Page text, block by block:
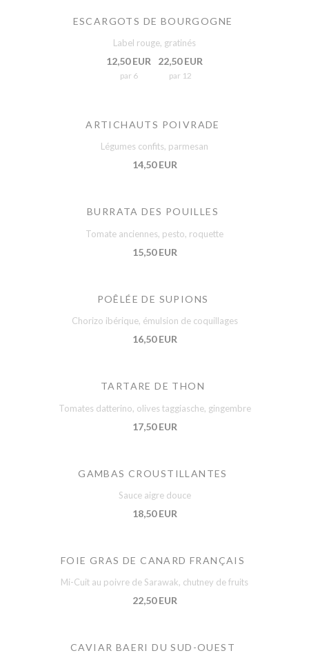
ESCARGOTS DE BOURGOGNE
Label rouge, gratinés
12,50 EUR
par 6
22,50 EUR
par 12
ARTICHAUTS POIVRADE
Légumes confits, parmesan
14,50 EUR
BURRATA DES POUILLES
Tomate anciennes, pesto, roquette
15,50 EUR
POÊLÉE DE SUPIONS
Chorizo ibérique, émulsion de coquillages
16,50 EUR
TARTARE DE THON
Tomates datterino, olives taggiasche, gingembre
17,50 EUR
GAMBAS CROUSTILLANTES
Sauce aigre douce
18,50 EUR
FOIE GRAS DE CANARD FRANÇAIS
Mi-Cuit au poivre de Sarawak, chutney de fruits
22,50 EUR
CAVIAR BAERI DU SUD-OUEST